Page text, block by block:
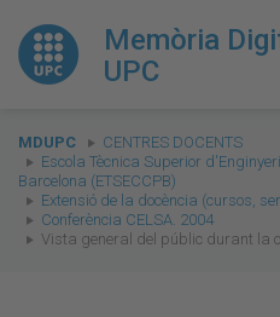
Memòria
UPC
You
are
here:
MDUPC
CENTRES DOCENTS
Escola Tècnica Superior
Barcelona (ETSECCPB)
Extensió de la docència (cursos,
Conferència CELSA. 2004
Vista general del públic durant la